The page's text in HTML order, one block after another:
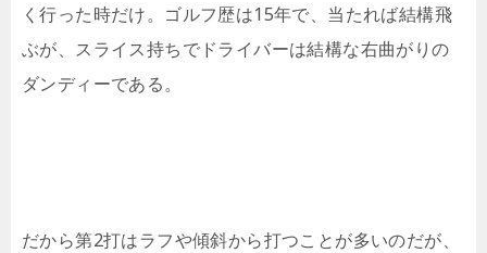
く行った時だけ。ゴルフ歴は15年で、当たれば結構飛
ぶが、スライス持ちでドライバーは結構な右曲がりの
ダンディーである。
だから第2打はラフや傾斜から打つことが多いのだが、